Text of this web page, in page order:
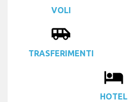
VOLI
airport_shuttle
TRASFERIMENTI
local_hotel
HOTEL